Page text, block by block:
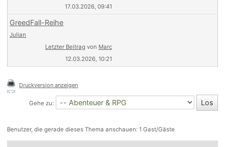
17.03.2026, 09:41
GreedFall-Reihe
Julian
Letzter Beitrag von Marc
12.03.2026, 10:21
Druckversion anzeigen
Gehe zu:
Benutzer, die gerade dieses Thema anschauen: 1 Gast/Gäste